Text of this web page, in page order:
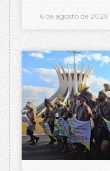
6 de agosto de 2026